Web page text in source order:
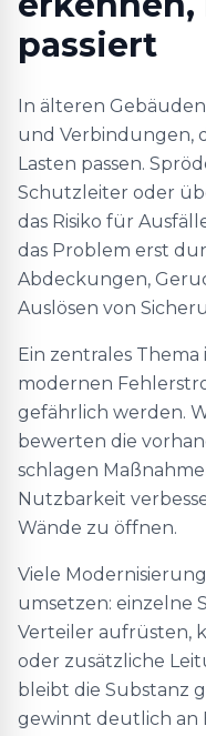
passiert
In älteren
und Verbindungen,
Lasten passen.
Schutzleiter oder
das Risiko für
das Problem erst
Abdeckungen,
Auslösen von
Ein zentrales
modernen
gefährlich werden.
bewerten die
schlagen
Nutzbarkeit
Wände zu öffnen.
Viele
umsetzen: einzelne
Verteiler aufrüsten,
oder zusätzliche
bleibt die Substanz
gewinnt deutlich an